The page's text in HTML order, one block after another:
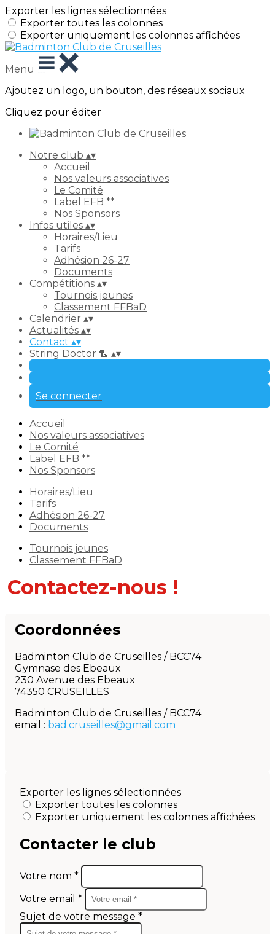
Exporter les lignes sélectionnées
Exporter toutes les colonnes
Exporter uniquement les colonnes affichées
Menu
Ajoutez un logo, un bouton, des réseaux sociaux
Cliquez pour éditer
Notre club ▴▾
Accueil
Nos valeurs associatives
Le Comité
Label EFB **
Nos Sponsors
Infos utiles ▴▾
Horaires/Lieu
Tarifs
Adhésion 26-27
Documents
Compétitions ▴▾
Tournois jeunes
Classement FFBaD
Calendrier ▴▾
Actualités ▴▾
Contact ▴▾
String Doctor 🏸 ▴▾
Se connecter
Accueil
Nos valeurs associatives
Le Comité
Label EFB **
Nos Sponsors
Horaires/Lieu
Tarifs
Adhésion 26-27
Documents
Tournois jeunes
Classement FFBaD
Contactez-nous !
Coordonnées
Badminton Club de Cruseilles / BCC74
Gymnase des Ebeaux
230 Avenue des Ebeaux
74350 CRUSEILLES
Badminton Club de Cruseilles / BCC74
email : bad.cruseilles@gmail.com